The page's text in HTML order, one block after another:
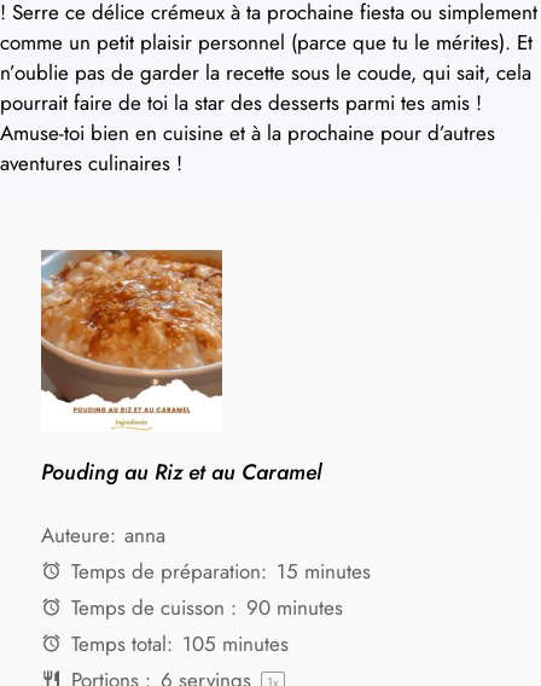
! Serre ce délice crémeux à ta prochaine fiesta ou simplement
comme un petit plaisir personnel (parce que tu le mérites). Et
n’oublie pas de garder la recette sous le coude, qui sait, cela
pourrait faire de toi la star des desserts parmi tes amis !
Amuse-toi bien en cuisine et à la prochaine pour d’autres
aventures culinaires !
Pouding au Riz et au Caramel
Auteure: anna
Temps de préparation: 15 minutes
Temps de cuisson : 90 minutes
Temps total: 105 minutes
Portions : 6 servings 1x